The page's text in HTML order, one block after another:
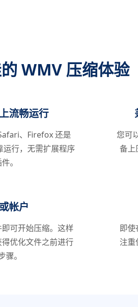
WMV 压缩体验
流畅运行
、Firefox 还是
运行，无需扩展程序
。
您可
备上
帐户
可开始压缩。这样
优化文件之前进行
骤。
即使
注